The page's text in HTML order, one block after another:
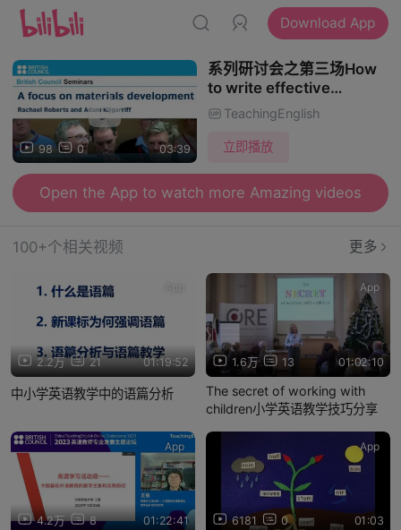
Download App
98 0 03:39
系列研讨会之第三场How
to write effective
classroom materials如何
设计有效的课堂教材
TeachingEnglish
立即播放
Open the App to watch more Amazing videos
100+个相关视频 更多
2.2万 21 01:19:52
中小学英语教学中的语篇分析
1.6万 13 01:02:10
App
The secret of working with
children小学英语教学技巧分享
4.2万 8 01:22:41
App
6181 0 01:03
App